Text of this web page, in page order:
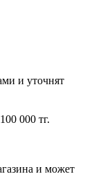
и уточнят
000 тг.
и может